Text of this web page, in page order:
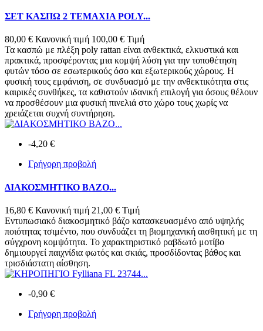
ΣΕΤ ΚΑΣΠΩ 2 ΤΕΜΑΧΙΑ POLY...
80,00 € Κανονική τιμή 100,00 € Τιμή
Τα κασπώ με πλέξη poly rattan είναι ανθεκτικά, ελκυστικά και
πρακτικά, προσφέροντας μια κομψή λύση για την τοποθέτηση
φυτών τόσο σε εσωτερικούς όσο και εξωτερικούς χώρους. Η
φυσική τους εμφάνιση, σε συνδυασμό με την ανθεκτικότητα στις
καιρικές συνθήκες, τα καθιστούν ιδανική επιλογή για όσους θέλουν
να προσθέσουν μια φυσική πινελιά στο χώρο τους χωρίς να
χρειάζεται συχνή συντήρηση.
-4,20 €
Γρήγορη προβολή
ΔΙΑΚΟΣΜΗΤΙΚΟ ΒΑΖΟ...
16,80 € Κανονική τιμή 21,00 € Τιμή
Εντυπωσιακό διακοσμητικό βάζο κατασκευασμένο από υψηλής
ποιότητας τσιμέντο, που συνδυάζει τη βιομηχανική αισθητική με τη
σύγχρονη κομψότητα. Το χαρακτηριστικό ραβδωτό μοτίβο
δημιουργεί παιχνίδια φωτός και σκιάς, προσδίδοντας βάθος και
τρισδιάστατη αίσθηση.
-0,90 €
Γρήγορη προβολή